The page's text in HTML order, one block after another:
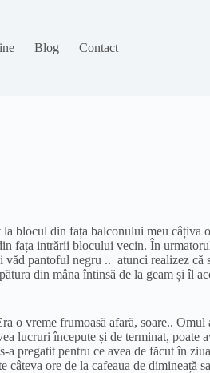
Blog Contact
blocul din fața balconului meu câțiva
fața intrării blocului vecin. În
pantoful negru .. atunci realizez
din mâna întinsă de la geam și îl
vreme frumoasă afară, soare.. Omul
lucruri începute și de terminat, poate
pregatit pentru ce avea de făcut în
ore de la cafeaua de dimineață